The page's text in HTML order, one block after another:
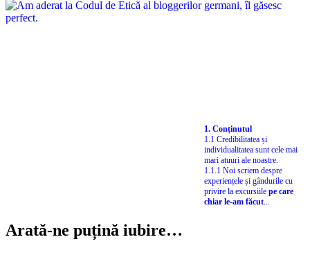
1. Conținutul
1.1 Credibilitatea și
individualitatea sunt cele mai
mari atuuri ale noastre.
1.1.1 Noi scriem despre
experiențele și gândurile cu
privire la excursiile pe care
chiar le-am făcut...
Arată-ne puțină iubire…